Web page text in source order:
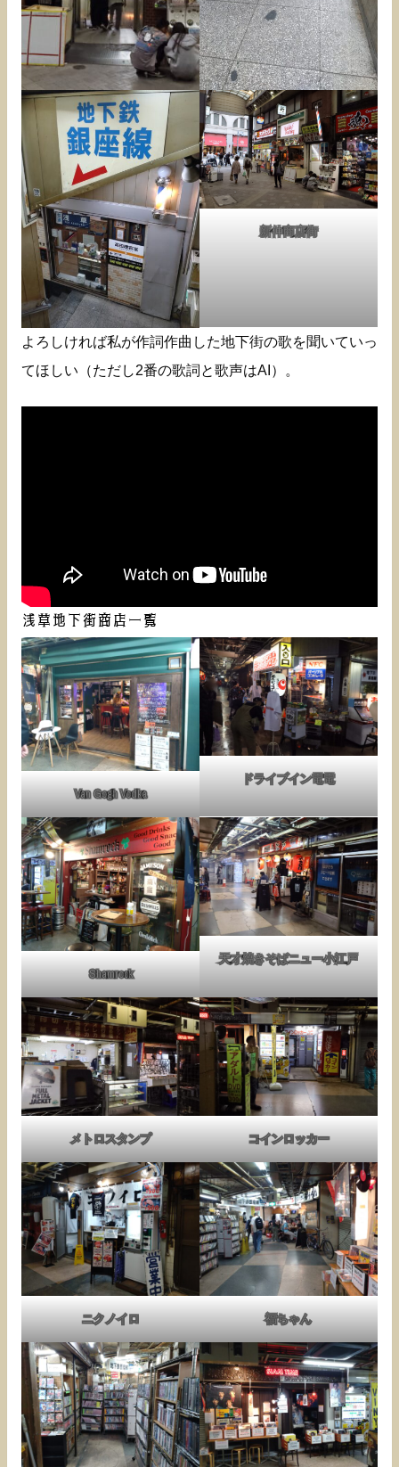
新仲商店街
よろしければ私が作詞作曲した地下街の歌を聞いていっ
てほしい（ただし2番の歌詞と歌声はAI）。
浅草地下街商店一覧
Van Gogh Vodka
ドライブイン電電
Shamrock
天才焼きそばニュー小江戸
メトロスタンプ コインロッカー
ニクノイロ 福ちゃん